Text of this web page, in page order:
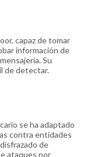
capaz de tomar
información de
Su
de detectar.
se ha adaptado
contra entidades
de
ataques por